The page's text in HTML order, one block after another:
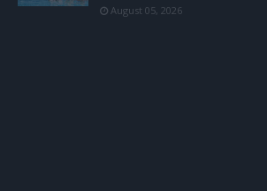
August 05, 2026